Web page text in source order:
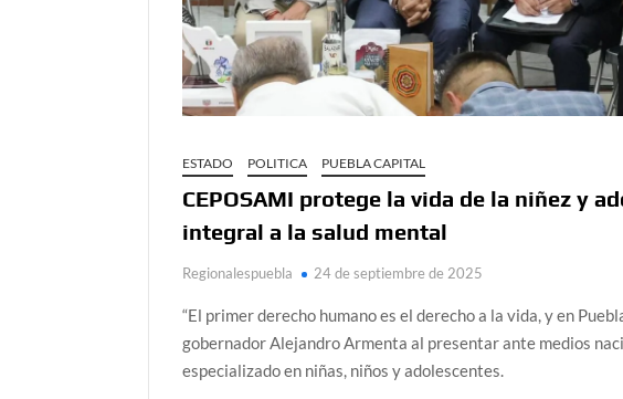
ESTADO POLITICA PUEBLA CAPITAL
CEPOSAMI protege la vida de la niñez y
integral a la salud mental
Regionalespuebla 24 de septiembre de 2025
“El primer derecho humano es el derecho a la vida, y en
gobernador Alejandro Armenta al presentar ante medios
especializado en niñas, niños y adolescentes.